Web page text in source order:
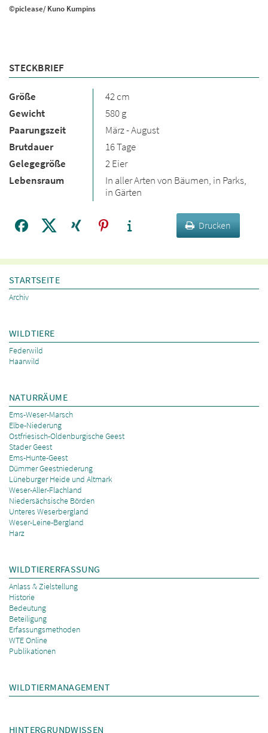
©piclease/ Kuno Kumpins
STECKBRIEF
Größe
42 cm
Gewicht
580 g
Paarungszeit
März - August
Brutdauer
16 Tage
Gelegegröße
2 Eier
Lebensraum
In aller Arten von Bäumen, in Parks,
in Gärten
Drucken
STARTSEITE
Archiv
WILDTIERE
Federwild
Haarwild
NATURRÄUME
Ems-Weser-Marsch
Elbe-Niederung
Ostfriesisch-Oldenburgische Geest
Stader Geest
Ems-Hunte-Geest
Dümmer Geestniederung
Lüneburger Heide und Altmark
Weser-Aller-Flachland
Niedersächsische Börden
Unteres Weserbergland
Weser-Leine-Bergland
Harz
WILDTIERERFASSUNG
Anlass & Zielstellung
Historie
Bedeutung
Beteiligung
Erfassungsmethoden
WTE Online
Publikationen
WILDTIERMANAGEMENT
HINTERGRUNDWISSEN